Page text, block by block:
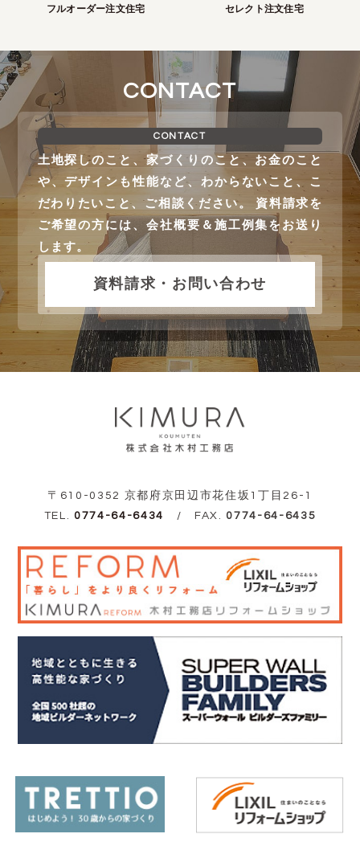
フルオーダー注文住宅
セレクト注文住宅
CONTACT
CONTACT
土地探しのこと、家づくりのこと、お金のこと
や、デザインも性能など、わからないこと、こ
だわりたいこと、ご相談ください。 資料請求を
ご希望の方には、会社概要＆施工例集をお送り
します。
資料請求・お問い合わせ
〒610-0352 京都府京田辺市花住坂1丁目26-1
TEL. 0774-64-6434 / FAX. 0774-64-6435